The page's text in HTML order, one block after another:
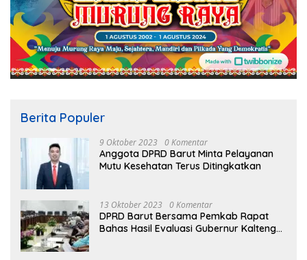
Berita Populer
9 Oktober 2023 0 Komentar
Anggota DPRD Barut Minta Pelayanan
Mutu Kesehatan Terus Ditingkatkan
13 Oktober 2023 0 Komentar
DPRD Barut Bersama Pemkab Rapat
Bahas Hasil Evaluasi Gubernur Kalteng